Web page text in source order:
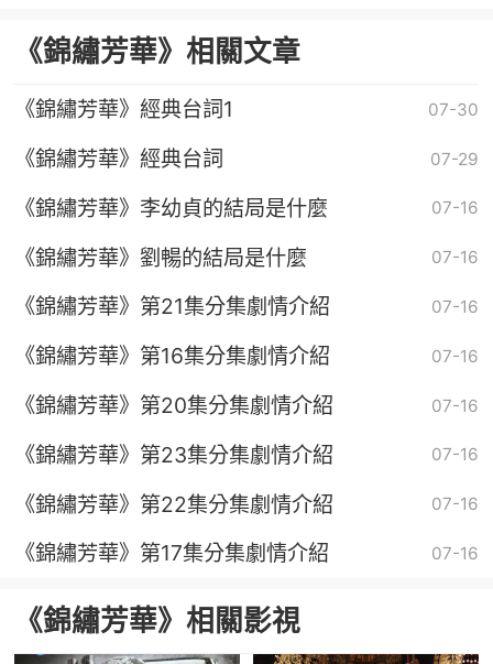
《錦繡芳華》相關文章
《錦繡芳華》經典台詞1 07-30
《錦繡芳華》經典台詞 07-29
《錦繡芳華》李幼貞的結局是什麼 07-16
《錦繡芳華》劉暢的結局是什麼 07-16
《錦繡芳華》第21集分集劇情介紹 07-16
《錦繡芳華》第16集分集劇情介紹 07-16
《錦繡芳華》第20集分集劇情介紹 07-16
《錦繡芳華》第23集分集劇情介紹 07-16
《錦繡芳華》第22集分集劇情介紹 07-16
《錦繡芳華》第17集分集劇情介紹 07-16
《錦繡芳華》相關影視